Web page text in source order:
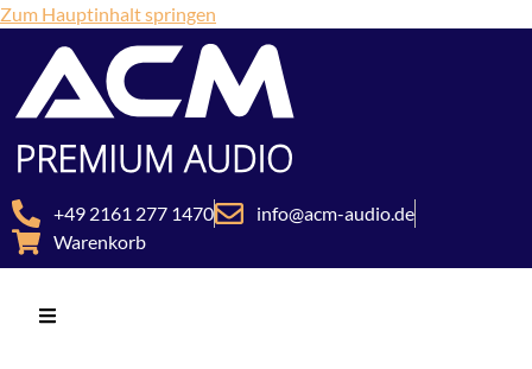
Zum Hauptinhalt springen
+49 2161 277 1470
info@acm-audio.de
Warenkorb